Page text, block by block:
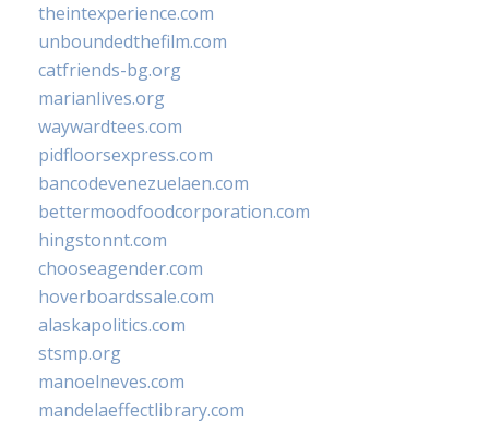
theintexperience.com
unboundedthefilm.com
catfriends-bg.org
marianlives.org
waywardtees.com
pidfloorsexpress.com
bancodevenezuelaen.com
bettermoodfoodcorporation.com
hingstonnt.com
chooseagender.com
hoverboardssale.com
alaskapolitics.com
stsmp.org
manoelneves.com
mandelaeffectlibrary.com